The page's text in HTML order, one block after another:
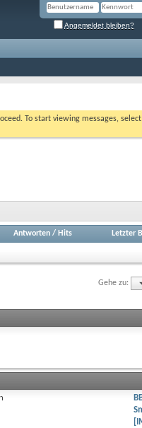
Angemeldet bleiben?
To start viewing messages,
Antworten/ Hits Letzter
Gehe zu: